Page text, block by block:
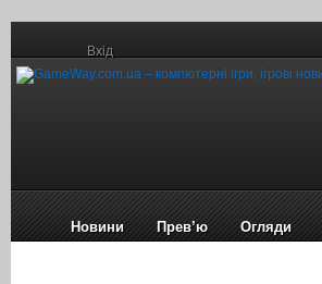
Вхід
Новини Прев’ю Огляди